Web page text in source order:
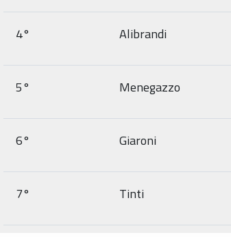
4° Alibrandi
5° Menegazzo
6° Giaroni
7° Tinti